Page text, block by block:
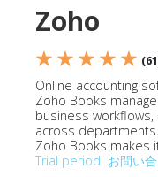
Zoho
★ ★ ★ ★ ★
Online accounting
Zoho Books
business
across
Zoho Books makes
Trial period お問い